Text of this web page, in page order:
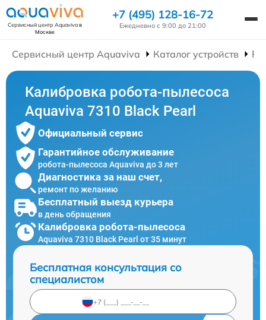
Сервисный центр Aquavivaв
Москве
+7 (495) 128-16-72
Ежедневно с 9:00 до 21:00
Сервисный центр Aquaviva Каталог устройств
Калибровка робота-пылесоса
Aquaviva 7310 Black Pearl
Официальный сервис
Гарантийное обслуживание
робота-пылесоса Aquaviva до 3 лет
Диагностика за наш счет,
ремонт по желанию
Бесплатный выезд курьера
в день обращения
Калибровка робота-пылесоса
Aquaviva 7310 Black Pearl от 35 минут
Бесплатная консультация со
специалистом